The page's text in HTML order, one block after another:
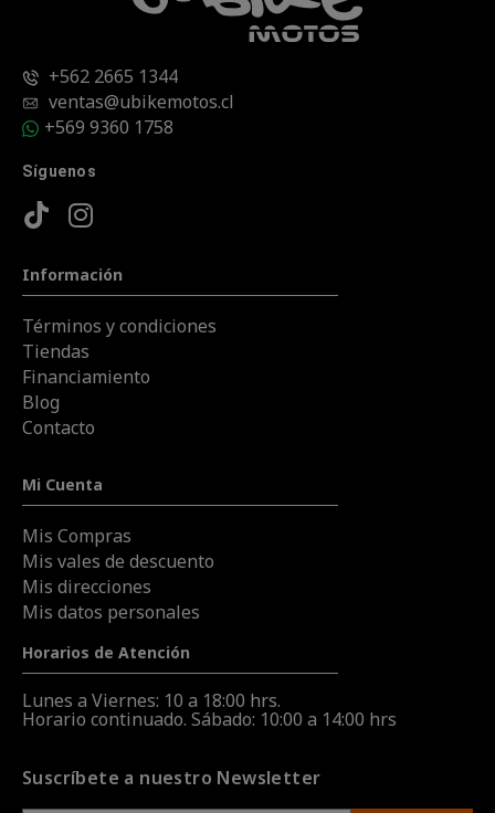
+562 2665 1344
ventas@ubikemotos.cl
+569 9360 1758
Síguenos
Información
Términos y condiciones
Tiendas
Financiamiento
Blog
Contacto
Mi Cuenta
Mis Compras
Mis vales de descuento
Mis direcciones
Mis datos personales
Horarios de Atención
Lunes a Viernes: 10 a 18:00 hrs.
Horario continuado. Sábado: 10:00 a 14:00 hrs
Suscríbete a nuestro Newsletter